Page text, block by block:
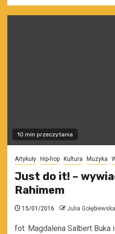
10 min przeczytania
Artykuły Hip-hop Kultura Muzyka
Just do it! –
Rahimem
15/01/2016 Julia Gołębiewska
fot. Magdalena Salbert Buka